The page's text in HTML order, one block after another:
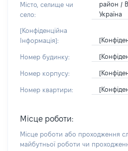
Місто, селище чи
село:
район /
Україна
[Конфіденційна
Інформація]:
Номер будинку:
Номер корпусу:
Номер квартири:
Місце роботи:
Місце роботи або проходження
майбутньої роботи чи